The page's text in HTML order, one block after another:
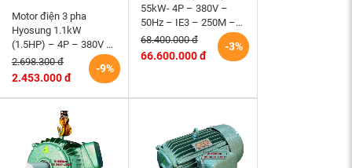
Motor điện 3 pha
Hyosung 1.1kW
(1.5HP) – 4P – 380V –
50Hz – TEFC – 90S
(tốc độ 1500rpm)
-9%
2.698.300 đ
2.453.000 đ
55kW- 4P – 380V –
50Hz – IE3 – 250M –
B3 hiệu suất cao
-3%
68.400.000 đ
66.600.000 đ